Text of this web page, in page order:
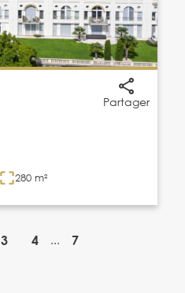
Partager
280 m²
3 4 ... 7